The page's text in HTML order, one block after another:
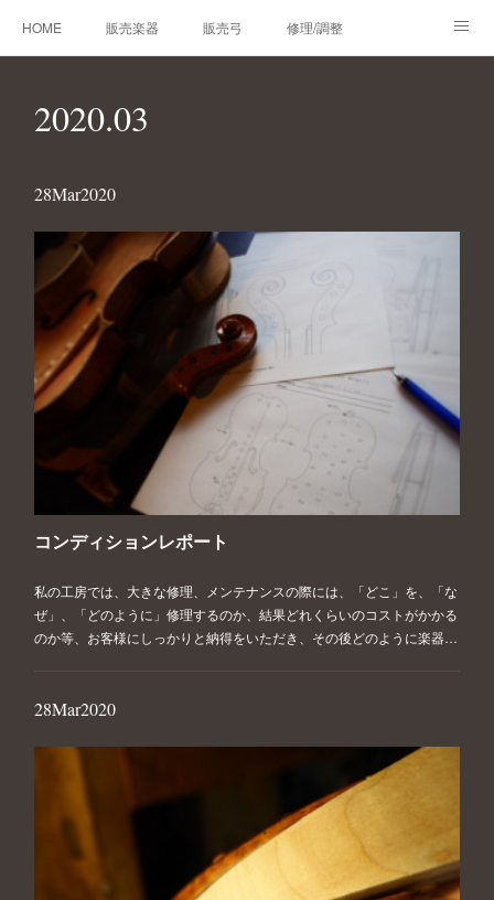
HOME 販売楽器 販売弓 修理/調整
技術帳 プロフィール
2020.03
28Mar2020
コンディションレポート
私の工房では、大きな修理、メンテナンスの際には、「どこ」を、「な
ぜ」、「どのように」修理するのか、結果どれくらいのコストがかかる
のか等、お客様にしっかりと納得をいただき、その後どのように楽器…
28Mar2020